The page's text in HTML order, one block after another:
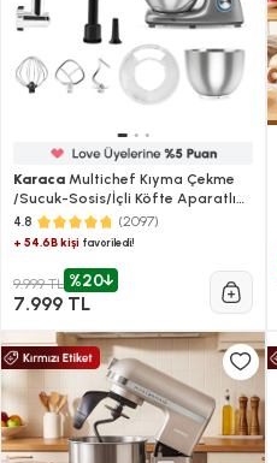
Karaca Multichef Kıyma Çekme
/Sucuk-Sosis/İçli Köfte Aparatlı
Hamur Yoğurma Makinesi Antrasit
1900W 5,5L
4.8 (2097)
+ 54.6B kişi favoriledi!
9.999 TL %20
7.999 TL